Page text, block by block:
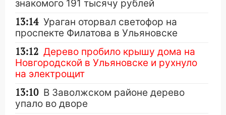
знакомого 191 тысячу рублей
13:14 Ураган оторвал светофор на
проспекте Филатова в Ульяновске
13:12 Дерево пробило крышу дома на
Новгородской в Ульяновске и рухнуло
на электрощит
13:10 В Заволжском районе дерево
упало во дворе